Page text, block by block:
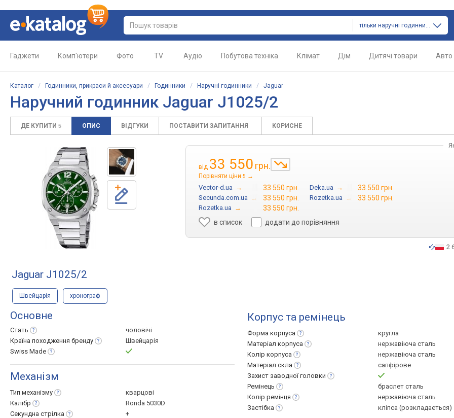
тільки наручні годинники
Гаджети Комп'ютери Фото TV Аудіо Побутова техніка Клімат Дім Дитячі товари Авто
Каталог / Годинники, прикраси й аксесуари / Годинники / Наручні годинники / Jaguar
Наручний годинник Jaguar J1025/2
ДЕ КУПИТИ 5 ОПИС ВІДГУКИ ПОСТАВИТИ ЗАПИТАННЯ КОРИСНЕ
від 33 550 грн.
Порівняти ціни 5 →
Vector-d.ua → 33 550 грн. Deka.ua → 33 550 грн.
Secunda.com.ua → 33 550 грн. Rozetka.ua → 33 550 грн.
Rozetka.ua →
33 550 грн.
в список
додати до порівняння
2
Jaguar J1025/2
Швейцарія хронограф
Основне
Стать
чоловічі
Країна походження бренду
Швейцарія
Swiss Made
Механізм
Тип механізму
кварцові
Калібр
Ronda 5030D
Секундна стрілка
+
Корпус та ремінець
Форма корпуса
кругла
Матеріал корпуса
нержавіюча сталь
Колір корпуса
нержавіюча сталь
Матеріал скла
сапфірове
Захист заводноїголовки
Ремінець
браслет сталь
Колір ремінця
нержавіюча сталь
Застібка
кліпса (розкладається)